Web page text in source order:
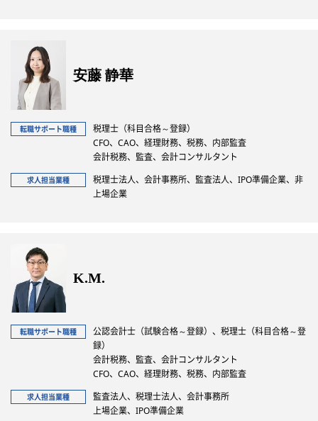
安藤 静華
転職サポート職種
税理士（科目合格～登録）
CFO、CAO、経理財務、税務、内部監査
会計税務、監査、会計コンサルタント
求人担当業種
税理士法人、会計事務所、監査法人、IPO準備企業、非
上場企業
K.M.
転職サポート職種
公認会計士（試験合格～登録）、税理士（科目合格～登
録）
会計税務、監査、会計コンサルタント
CFO、CAO、経理財務、税務、内部監査
求人担当業種
監査法人、税理士法人、会計事務所
上場企業、IPO準備企業